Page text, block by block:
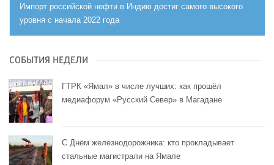
Импорт российской нефти в Индию достиг самого высокого
уровня с начала 2022 года
СОБЫТИЯ НЕДЕЛИ
ГТРК «Ямал» в числе лучших: как прошёл
медиафорум «Русский Север» в Магадане
С Днём железнодорожника: кто прокладывает
стальные магистрали на Ямале